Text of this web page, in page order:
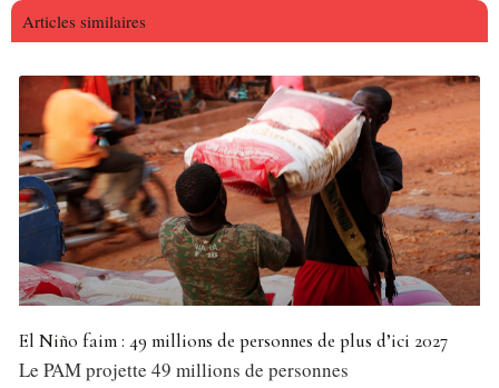
Articles similaires
El Niño faim : 49 millions de personnes de plus d’ici 2027
Le PAM projette 49 millions de personnes